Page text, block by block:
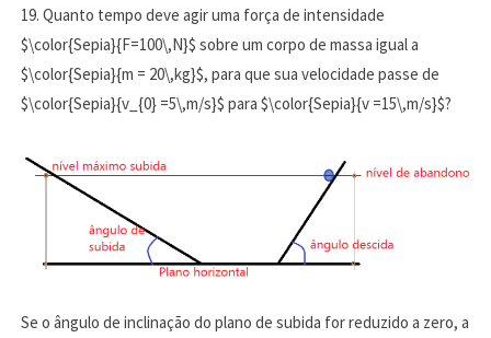
19. Quanto tempo deve agir uma força de intensidade
$\color{Sepia}{F=100\,N}$ sobre um corpo de massa igual a
$\color{Sepia}{m = 20\,kg}$, para que sua velocidade passe de
$\color{Sepia}{v_{0} =5\,m/s}$ para $\color{Sepia}{v =15\,m/s}$?
Se o ângulo de inclinação do plano de subida for reduzido a zero, a